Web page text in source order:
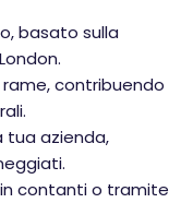
basato sulla
contribuendo
tua azienda,
contanti o tramite